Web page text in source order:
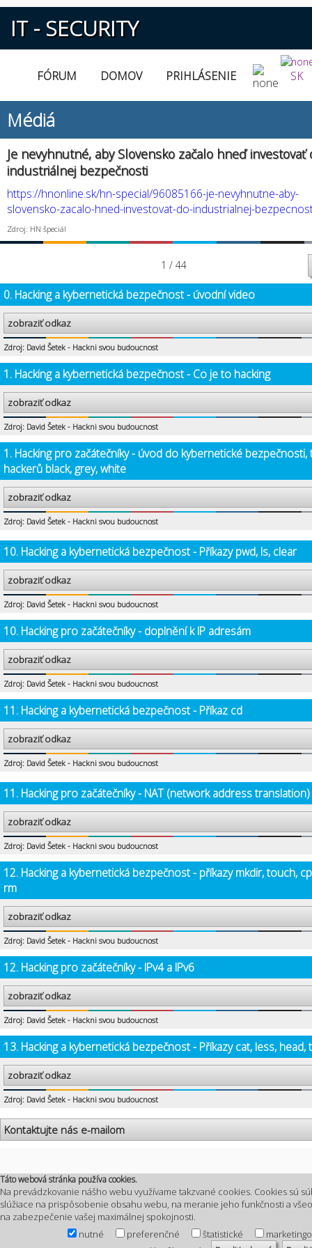
Táto webová stránka používa cookies.
Na prevádzkovanie nášho webu využívame takzvané cookies. Cookies sú
slúžiace na prispôsobenie obsahu webu, na meranie jeho funkčnosti a
na zabezpečenie vašej maximálnej spokojnosti.
nutné
preferenčné štatistické
IT - SECURITY
FÓRUM DOMOV PRIHLÁSENIE SK
Médiá
Je nevyhnutné, aby Slovensko začalo hneď investovať
industriálnej bezpečnosti
https://hnonline.sk/hn-special/96085166-je-nevyhnutne-aby-
slovensko-zacalo-hned-investovat-do-industrialnej-
Zdroj: HN špeciál
1 / 44
0. Hacking a kybernetická bezpečnost - úvodní video
zobraziť odkaz
Zdroj: David Šetek - Hackni svou budoucnost
1. Hacking a kybernetická bezpečnost - Co je to hacking
zobraziť odkaz
Zdroj: David Šetek - Hackni svou budoucnost
1. Hacking pro začátečníky - úvod do kybernetické bezpečnosti,
hackerů black, grey, white
zobraziť odkaz
Zdroj: David Šetek - Hackni svou budoucnost
10. Hacking a kybernetická bezpečnost - Příkazy pwd, ls, clear
zobraziť odkaz
Zdroj: David Šetek - Hackni svou budoucnost
10. Hacking pro začátečníky - doplnění k IP adresám
zobraziť odkaz
Zdroj: David Šetek - Hackni svou budoucnost
11. Hacking a kybernetická bezpečnost - Příkaz cd
zobraziť odkaz
Zdroj: David Šetek - Hackni svou budoucnost
11. Hacking pro začátečníky - NAT (network address translation)
zobraziť odkaz
Zdroj: David Šetek - Hackni svou budoucnost
12. Hacking a kybernetická bezpečnost - příkazy mkdir, touch,
rm
zobraziť odkaz
Zdroj: David Šetek - Hackni svou budoucnost
12. Hacking pro začátečníky - IPv4 a IPv6
zobraziť odkaz
Zdroj: David Šetek - Hackni svou budoucnost
13. Hacking a kybernetická bezpečnost - Příkazy cat, less, head,
zobraziť odkaz
Zdroj: David Šetek - Hackni svou budoucnost
Kontaktujte nás e-mailom